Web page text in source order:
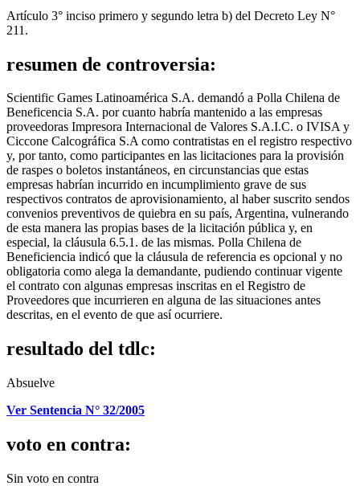
Artículo 3° inciso primero y segundo letra b) del Decreto Ley N°
211.
resumen de controversia:
Scientific Games Latinoamérica S.A. demandó a Polla Chilena de
Beneficencia S.A. por cuanto habría mantenido a las empresas
proveedoras Impresora Internacional de Valores S.A.I.C. o IVISA y
Ciccone Calcográfica S.A como contratistas en el registro respectivo
y, por tanto, como participantes en las licitaciones para la provisión
de raspes o boletos instantáneos, en circunstancias que estas
empresas habrían incurrido en incumplimiento grave de sus
respectivos contratos de aprovisionamiento, al haber suscrito sendos
convenios preventivos de quiebra en su país, Argentina, vulnerando
de esta manera las propias bases de la licitación pública y, en
especial, la cláusula 6.5.1. de las mismas. Polla Chilena de
Beneficiencia indicó que la cláusula de referencia es opcional y no
obligatoria como alega la demandante, pudiendo continuar vigente
el contrato con algunas empresas inscritas en el Registro de
Proveedores que incurrieren en alguna de las situaciones antes
descritas, en el evento de que así ocurriere.
resultado del tdlc:
Absuelve
Ver Sentencia N° 32/2005
voto en contra:
Sin voto en contra